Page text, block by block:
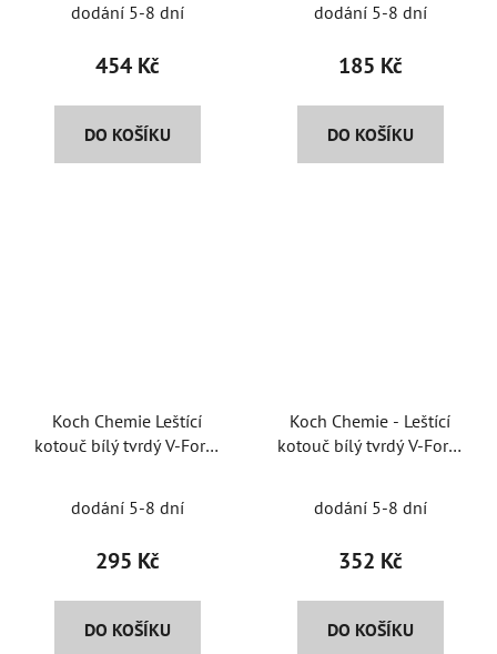
dodání 5-8 dní
454 Kč
DO KOŠÍKU
dodání 5-8 dní
185 Kč
DO KOŠÍKU
Koch Chemie Leštící
kotouč bílý tvrdý V-Form
dodání 5-8 dní
295 Kč
DO KOŠÍKU
Koch Chemie - Leštící
kotouč bílý tvrdý V-Form
dodání 5-8 dní
352 Kč
DO KOŠÍKU